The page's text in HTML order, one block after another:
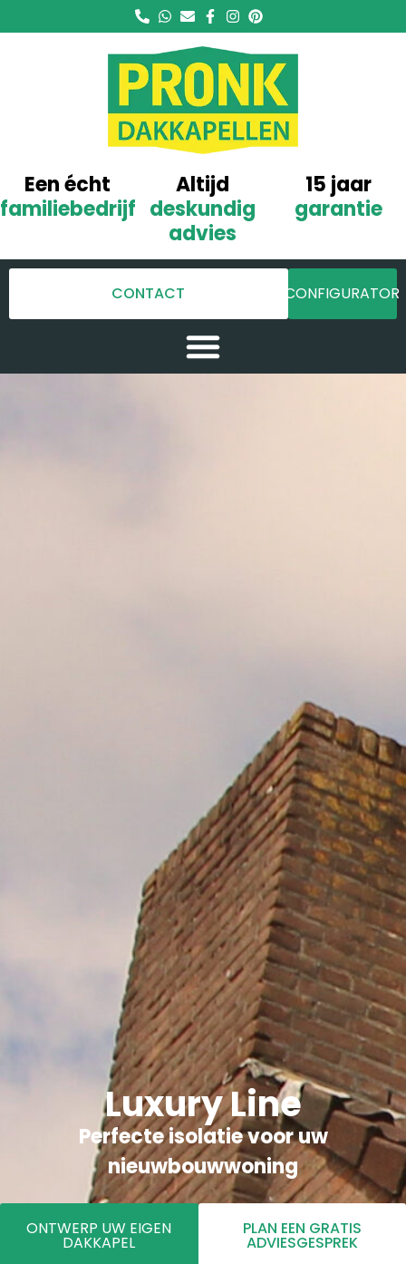
Een écht
familiebedrijf
Altijd
deskundig
advies
15 jaar
garantie
CONTACT CONFIGURATOR
Luxury Line
Perfecte isolatie voor uw
nieuwbouwwoning
ONTWERP UW EIGEN
DAKKAPEL
PLAN EEN GRATIS
ADVIESGESPREK